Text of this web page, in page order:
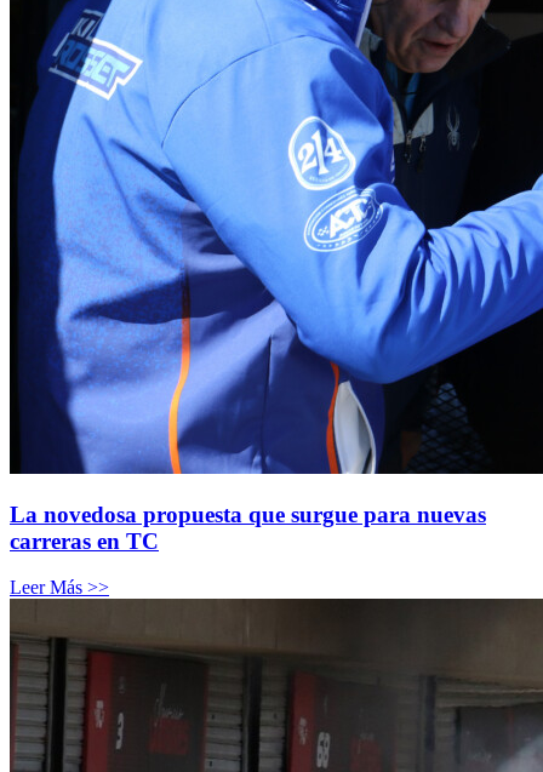
La novedosa propuesta que surgue para nuevas
carreras en TC
Leer Más >>